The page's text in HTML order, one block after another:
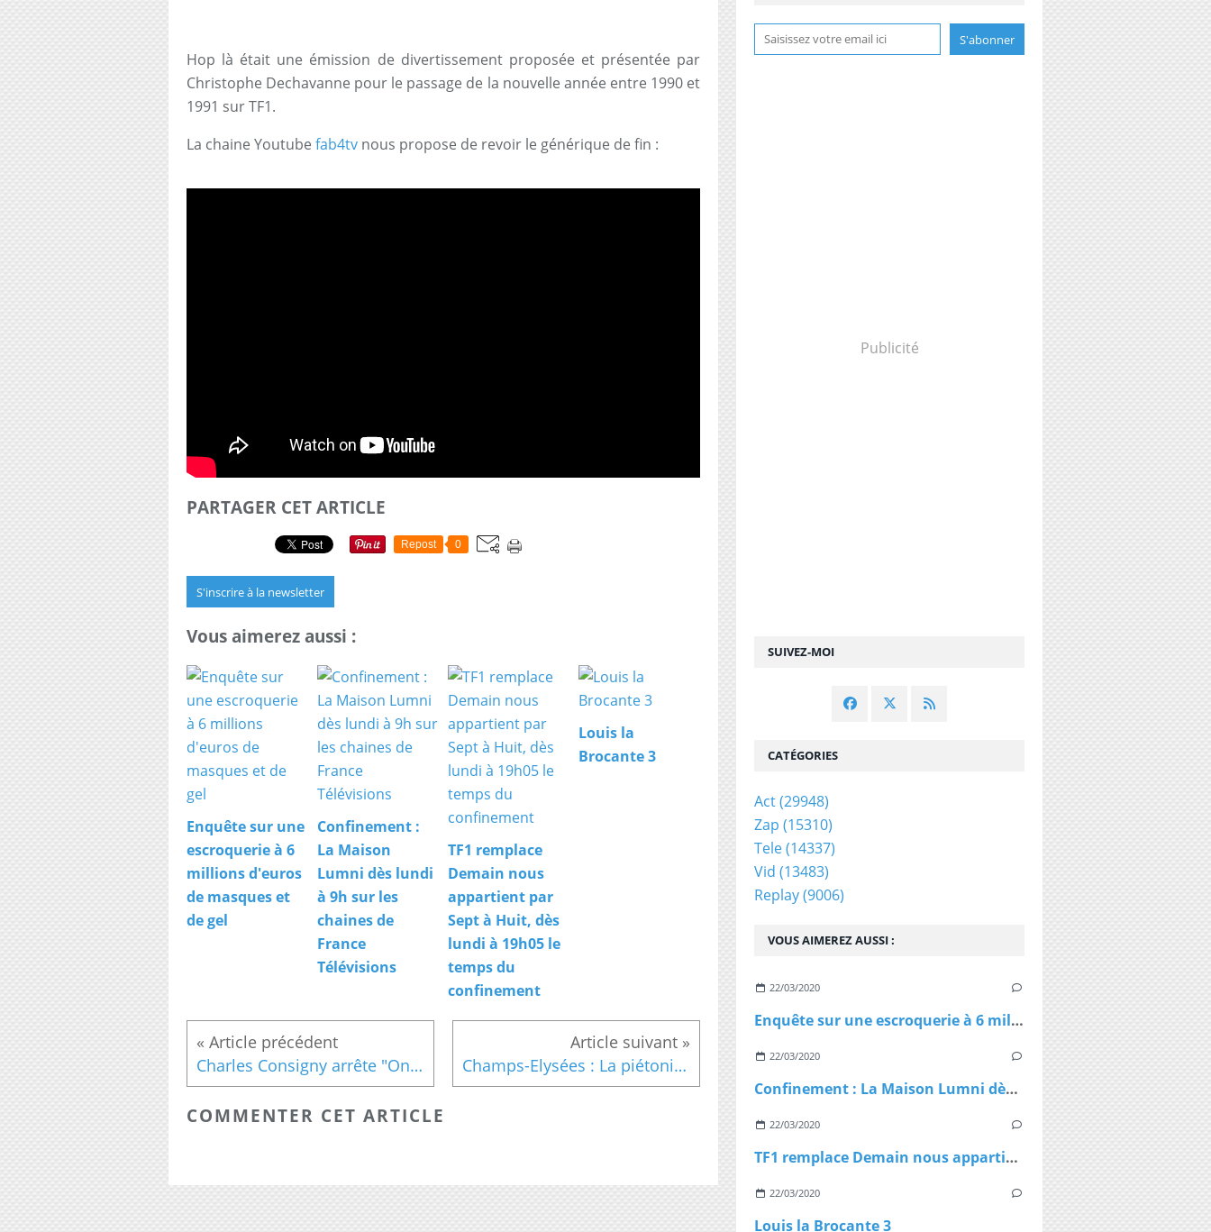
Hop là était une émission de divertissement proposée et présentée par
Christophe Dechavanne pour le passage de la nouvelle année entre 1990 et
1991 sur TF1.
La chaine Youtube fab4tv nous propose de revoir le générique de fin :
PARTAGER CET ARTICLE
Repost 0
S'inscrire à la newsletter
Vous aimerez aussi :
Enquête sur une
escroquerie à 6
millions d'euros
de masques et
de gel
Confinement :
La Maison
Lumni dès lundi
à 9h sur les
chaines de
France
Télévisions
TF1 remplace
Demain nous
appartient par
Sept à Huit, dès
lundi à 19h05 le
temps du
confinement
Louis la
Brocante 3
Charles Consigny arrête "On n'est pas couché" qui va connaitre un relifting la saison prochaine Champs-Elysées : La piétonisation attire les foules
COMMENTER CET ARTICLE
SUIVEZ-MOI
Publicité
VOUS AIMEREZ AUSSI :
22/03/2020
Enquête sur une escroquerie à 6 millions d'euros de masques et de gel
22/03/2020
Confinement : La Maison Lumni dès lundi à 9h sur les chaines de France Télévisions
22/03/2020
TF1 remplace Demain nous appartient par Sept à Huit, dès lundi à 19h05 le temps du confinement
22/03/2020
Louis la Brocante 3
CATÉGORIES
Act(29948)
Zap (15310)
Tele(14337)
Vid (13483)
Replay(9006)